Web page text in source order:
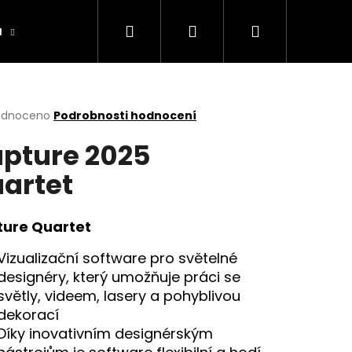
Obchodní podmínky
Hledat PřihlášeníNákupní
Podrobnosti hodnocení
2025
Quartet
software pro světelné
který umožňuje práci se
videem, lasery a pohyblivou
inovativním designérským